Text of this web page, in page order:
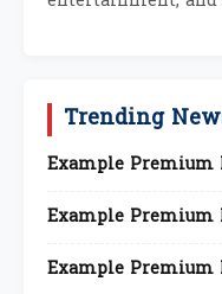
Trending
Example Premium
Example Premium
Example Premium